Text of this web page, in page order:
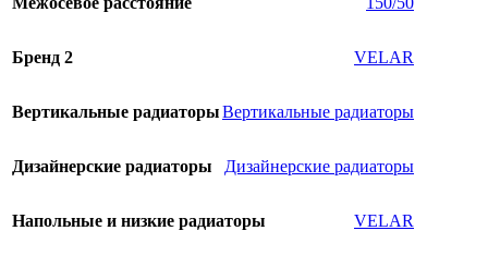
Бренд 2 VELAR
Вертикальные радиаторыВертикальные радиаторы
Дизайнерские радиаторы Дизайнерские радиаторы
Напольные и низкие радиаторы VELAR